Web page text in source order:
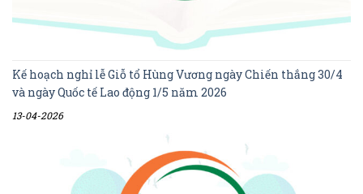
Kế hoạch nghỉ lễ Giỗ tổ Hùng Vương ngày Chiến thắng 30/4
và ngày Quốc tế Lao động 1/5 năm 2026
13-04-2026